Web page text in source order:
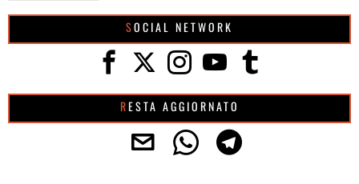
SOCIAL NETWORK
RESTA AGGIORNATO